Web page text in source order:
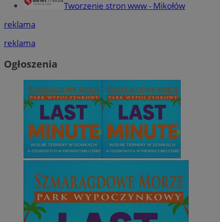
Tworzenie stron www - Mikołów
reklama
reklama
Ogłoszenia